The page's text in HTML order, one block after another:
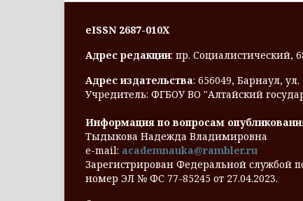
eISSN 2687-010X
Адрес редакции: пр. Социалистический,
Адрес издательства: 656049, Барнаул,
Учредитель: ФГБОУ ВО "Алтайский
Информация по вопросам
Тыдыкова Надежда Владимировна
e-mail: academnauka@rambler.ru
Зарегистрирован Федеральной службой
номер ЭЛ № ФС 77-85245 от 27.04.2023.